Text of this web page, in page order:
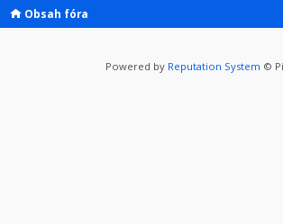
Obsah fóra
Powered by Reputation System ©